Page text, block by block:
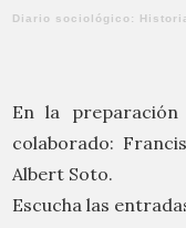
Diario sociológico:
En la
colaborado:
Albert Soto.
Escucha las